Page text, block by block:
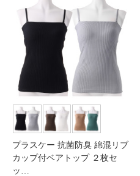
プラスケー 抗菌防臭 綿混リブ
カップ付ベアトップ ２枚セ
ッ…